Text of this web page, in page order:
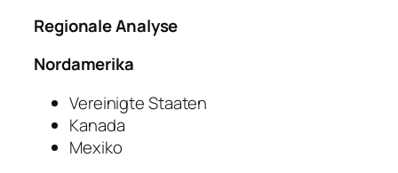
Regionale Analyse
Nordamerika
Vereinigte Staaten
Kanada
Mexiko